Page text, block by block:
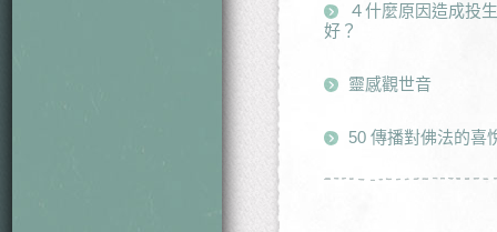
４什麼原因造成投
好？
靈感觀世音
50 傳播對佛法的喜